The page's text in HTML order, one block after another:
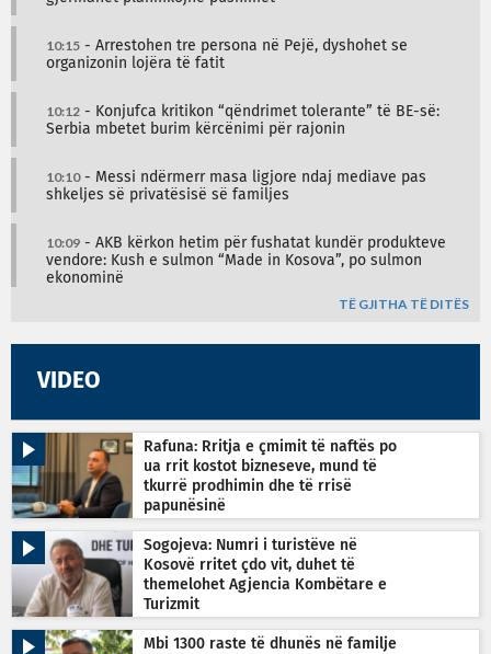
10:15 - Arrestohen tre persona në Pejë, dyshohet se
organizonin lojëra të fatit
10:12 - Konjufca kritikon “qëndrimet tolerante” të BE-së:
Serbia mbetet burim kërcënimi për rajonin
10:10- Messi ndërmerr masa ligjore ndaj mediave pas
shkeljes së privatësisë së familjes
10:09 - AKB kërkon hetim për fushatat kundër produkteve
vendore: Kush e sulmon “Made in Kosova”, po sulmon
ekonominë
TË GJITHA TË DITËS
VIDEO
Rafuna: Rritja e çmimit të naftës po
ua rrit kostot bizneseve, mund të
tkurrë prodhimin dhe të rrisë
papunësinë
Sogojeva: Numri i turistëve në
Kosovë rritet çdo vit, duhet të
themelohet Agjencia Kombëtare e
Turizmit
Mbi 1300 raste të dhunës në familje